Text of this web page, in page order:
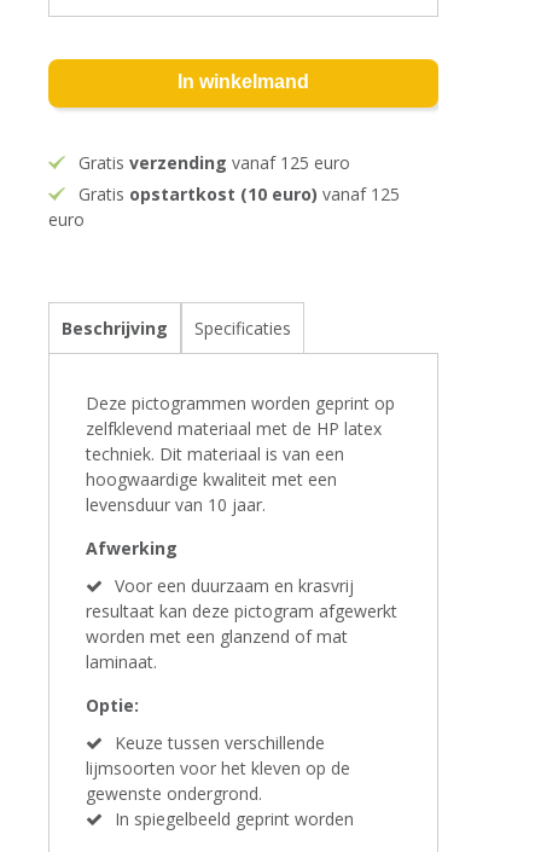
In winkelmand
Gratisverzending vanaf 125 euro
Gratis opstartkost (10 euro) vanaf 125
euro
Beschrijving Specificaties
Deze pictogrammen worden geprint op
zelfklevend materiaal met de HP latex
techniek. Dit materiaal is van een
hoogwaardige kwaliteit met een
levensduur van 10 jaar.
Afwerking
Voor een duurzaam en krasvrij
resultaat kan deze pictogram afgewerkt
worden met een glanzend of mat
laminaat.
Optie:
Keuze tussen verschillende
lijmsoorten voor het kleven op de
gewenste ondergrond.
In spiegelbeeld geprint worden